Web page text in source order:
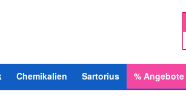
Chemikalien Sartorius % Angebote